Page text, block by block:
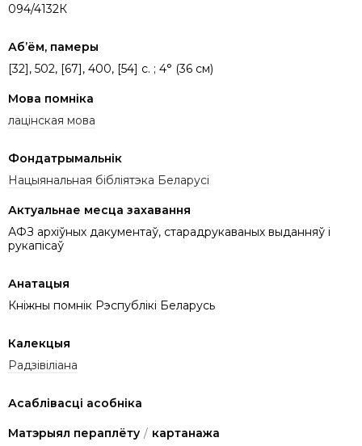
094/4132К
Аб’ём, памеры
[32], 502, [67], 400, [54] c. ; 4° (36 см)
Мова помніка
лацінская мова
Фондатрымальнік
Нацыянальная бібліятэка Беларусі
Актуальнае месца захавання
АФЗ архіўных дакументаў, старадрукаваных выданняў і
рукапісаў
Анатацыя
Кніжны помнік Рэспублікі Беларусь
Калекцыя
Радзівіліана
Асаблівасці асобніка
Матэрыял пераплёту / картанажа